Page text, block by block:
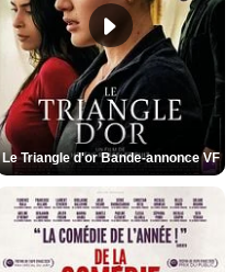
Le Triangle d'or Bande-annonce VF